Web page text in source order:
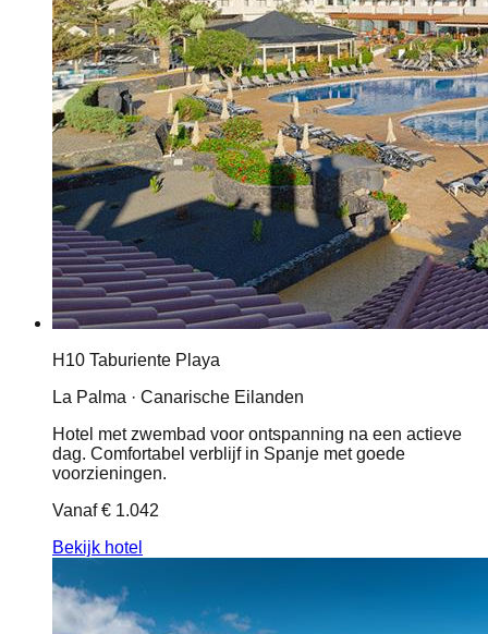
H10 Taburiente Playa
La Palma · Canarische Eilanden
Hotel met zwembad voor ontspanning na een actieve
dag. Comfortabel verblijf in Spanje met goede
voorzieningen.
Vanaf€ 1.042
Bekijk hotel